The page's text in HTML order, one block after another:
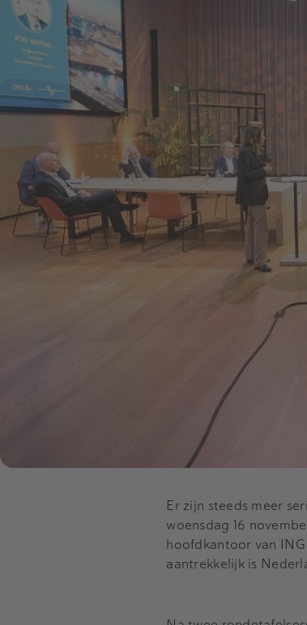
Er zijn steeds meer
woensdag 16
hoofdkantoor van
aantrekkelijk is